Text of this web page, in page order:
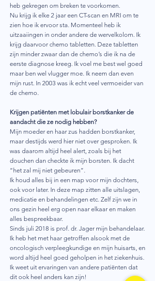
heb gekregen om breken te voorkomen.
Nu krijg ik elke 2 jaar een CT-scan en MRI om te
zien hoe ik ervoor sta. Momenteel heb ik
uitzaaiingen in onder andere de wervelkolom. Ik
krijg daarvoor chemo tabletten. Deze tabletten
zijn minder zwaar dan de chemo’s die ik na de
eerste diagnose kreeg. Ik voel me best wel goed
maar ben wel vlugger moe. Ik neem dan even
mijn rust. In 2003 was ik echt veel vermoeider van
de chemo.
Krijgen patiënten met lobulair borstkanker de
aandacht die ze nodig hebben?
Mijn moeder en haar zus hadden borstkanker,
maar destijds werd hier niet over gesproken. Ik
was daarom altijd heel alert, zoals bij het
douchen dan checkte ik mijn borsten. Ik dacht
“het zal mij niet gebeuren”.
Ik houd alles bij in een map voor mijn dochters,
ook voor later. In deze map zitten alle uitslagen,
medicatie en behandelingen etc. Zelf zijn we in
ons gezin heel erg open naar elkaar en maken
alles bespreekbaar.
Sinds juli 2018 is prof. dr. Jager mijn behandelaar.
Ik heb het met haar getroffen alsook met de
oncologisch verpleegkundige en mijn huisarts, en
word altijd heel goed geholpen in het ziekenhuis.
Ik weet uit ervaringen van andere patiënten dat
dit ook heel anders kan zijn!